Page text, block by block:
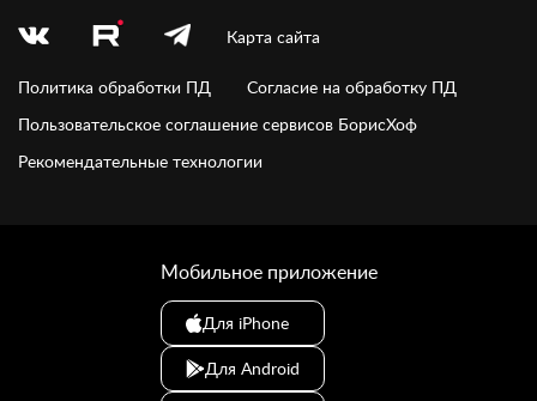
Карта сайта
Политика обработки ПД
Согласие на обработку ПД
Пользовательское соглашение сервисов БорисХоф
Рекомендательные технологии
Мобильное приложение
Для iPhone
Для Android